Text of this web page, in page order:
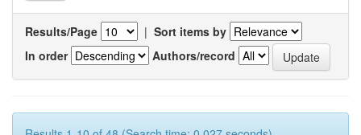
Results/Page | Sort items by
In order
Authors/record